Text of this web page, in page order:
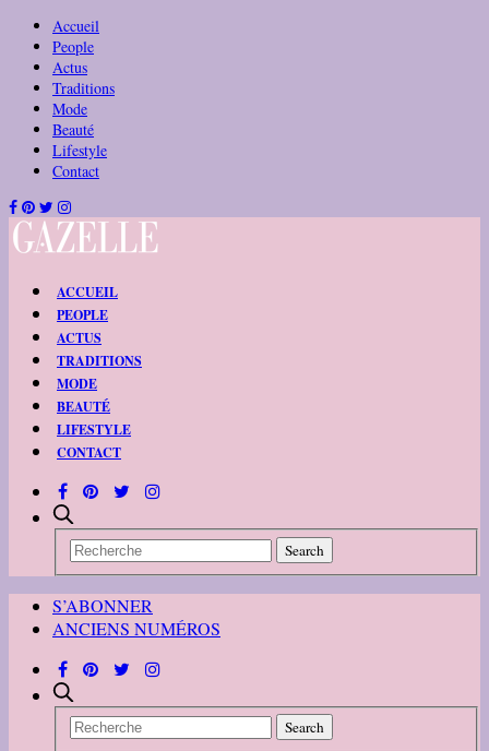
Accueil
People
Actus
Traditions
Mode
Beauté
Lifestyle
Contact
ACCUEIL
PEOPLE
ACTUS
TRADITIONS
MODE
BEAUTÉ
LIFESTYLE
CONTACT
S’ABONNER
ANCIENS NUMÉROS